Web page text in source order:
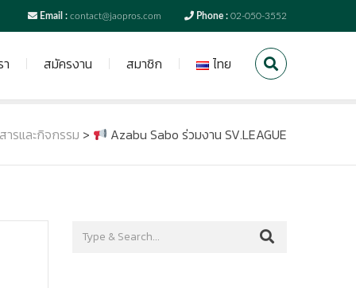
Email : contact@jaopros.com Phone : 02-050-3552
สมัครงาน สมาชิก ไทย
ารและกิจกรรม > Azabu Sabo ร่วมงาน SV.LEAGUE